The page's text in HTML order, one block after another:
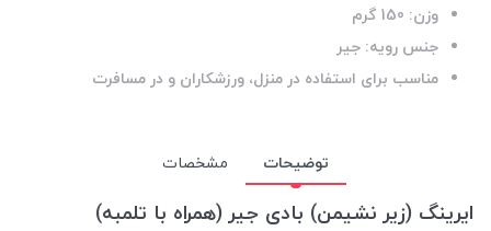
وزن: 150 گرم
جنس رویه: جیر
مناسب برای استفاده در منزل، ورزشکاران و در مسافرت
توضیحات مشخصات
ایرینگ (زیر نشیمن) بادی جیر (همراه با تلمبه)